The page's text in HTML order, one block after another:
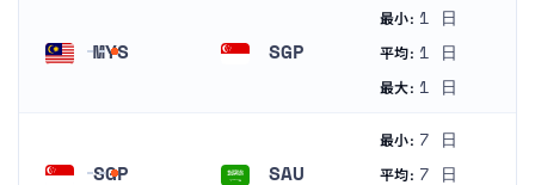
MYS SGP
最小: 1 日
平均: 1 日
最大: 1 日
SGP SAU
最小: 7 日
平均: 7 日